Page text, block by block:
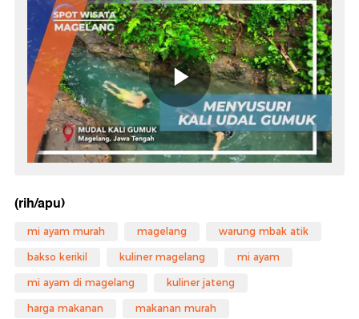
(rih/apu)
mi ayam murah magelang warung mbak atik
bakso kerikil kuliner magelang mi ayam
mi ayam di magelang kuliner jateng
harga makanan makanan murah